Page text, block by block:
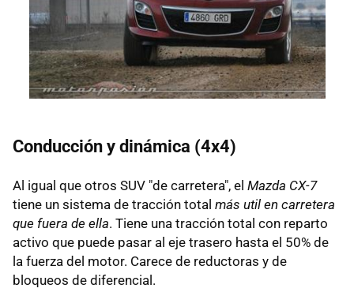
Conducción y dinámica (4x4)
Al igual que otros SUV "de carretera", el Mazda CX-7
tiene un sistema de tracción total más util en carretera
que fuera de ella. Tiene una tracción total con reparto
activo que puede pasar al eje trasero hasta el 50% de
la fuerza del motor. Carece de reductoras y de
bloqueos de diferencial.